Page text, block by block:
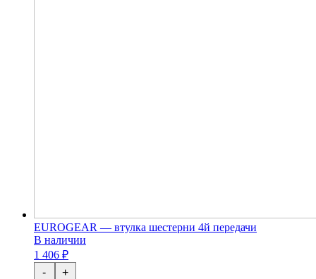
EUROGEAR — втулка шестерни 4й передачи
В наличии
1 406 ₽
-
+